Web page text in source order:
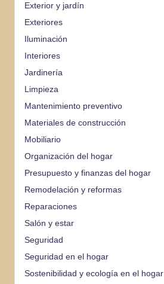
Exterior y jardín
Exteriores
Iluminación
Interiores
Jardinería
Limpieza
Mantenimiento preventivo
Materiales de construcción
Mobiliario
Organización del hogar
Presupuesto y finanzas del hogar
Remodelación y reformas
Reparaciones
Salón y estar
Seguridad
Seguridad en el hogar
Sostenibilidad y ecología en el hogar